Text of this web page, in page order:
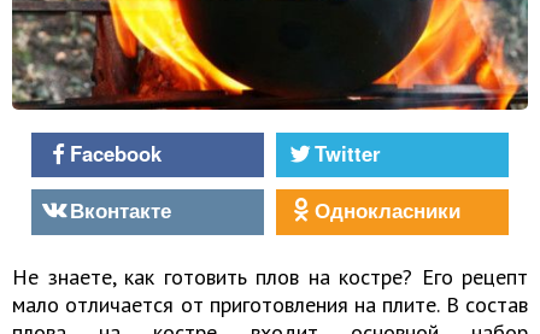
Facebook
Twitter
Вконтакте
Однокласники
Не знаете, как готовить плов на костре? Его рецепт
мало отличается от приготовления на плите. В состав